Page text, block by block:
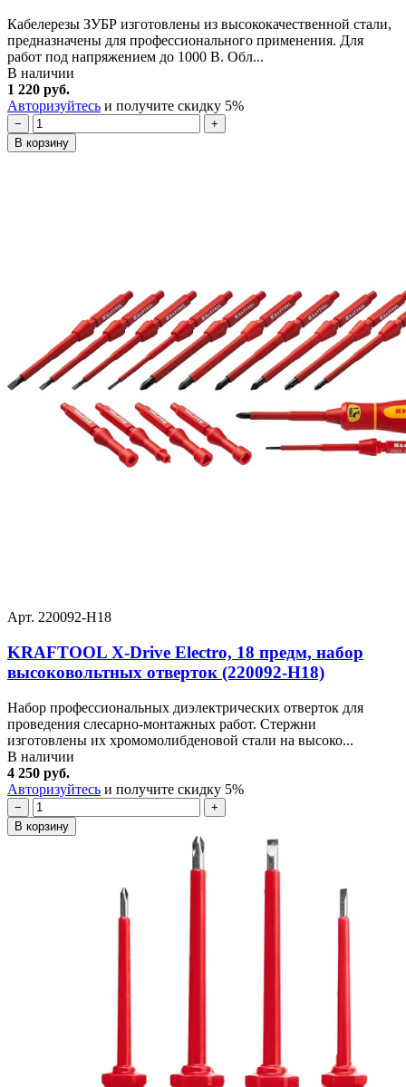
Кабелерезы ЗУБР изготовлены из высококачественной стали,
предназначены для профессионального применения. Для
работ под напряжением до 1000 В. Обл...
В наличии
1 220 руб.
Авторизуйтесь и получите скидку 5%
−
+
В корзину
Арт. 220092-H18
KRAFTOOL Х-Drive Electro, 18 предм, набор
высоковольтных отверток (220092-H18)
Набор профессиональных диэлектрических отверток для
проведения слесарно-монтажных работ. Стержни
изготовлены их хромомолибденовой стали на высоко...
В наличии
4 250 руб.
Авторизуйтесь и получите скидку 5%
−
+
В корзину